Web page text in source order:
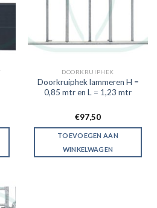
DOORKRUIPHEK
Doorkruiphek lammeren H =
0,85 mtr en L = 1,23 mtr
€97,50
TOEVOEGEN AAN
WINKELWAGEN